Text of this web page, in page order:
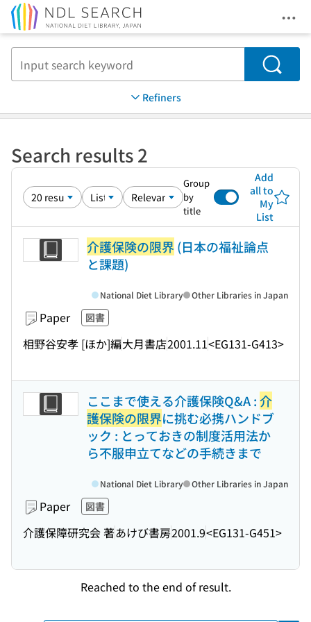
Search
Refiners
Search results 2
Group
by
title
Add
all to
My
List
介護保険の限界(日本の福祉論点
と課題)
Paper 図書
相野谷安孝 [ほか]編大月書店2001.11<EG131-G413>
National Diet Library Other Libraries in Japan
ここまで使える介護保険Q&A :介
護保険の限界に挑む必携ハンドブ
ック : とっておきの制度活用法か
ら不服申立てなどの手続きまで
Paper 図書
介護保障研究会 著あけび書房2001.9<EG131-G451>
National Diet Library Other Libraries in Japan
Reached to the end of result.